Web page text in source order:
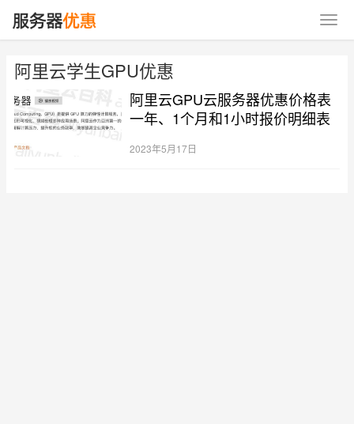
阿里云学生GPU优惠
阿里云GPU云服务器优惠价格表
一年、1个月和1小时报价明细表
2023年5月17日